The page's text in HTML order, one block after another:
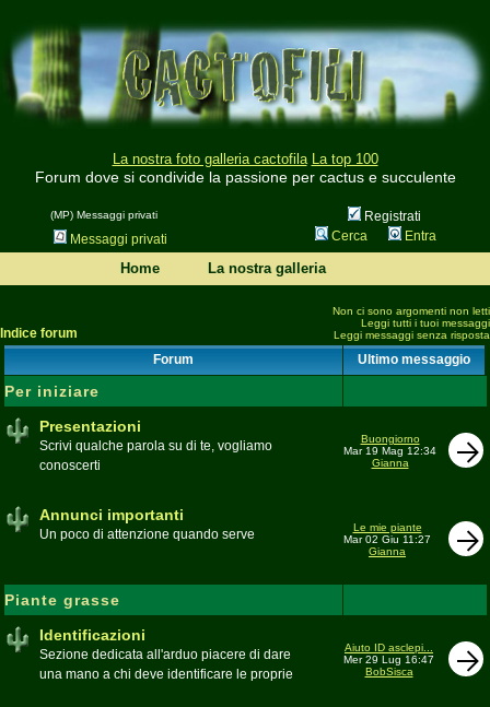
La nostra foto galleria cactofila La top 100
Forum dove si condivide la passione per cactus e succulente
(MP) Messaggi privati
Registrati
Messaggi privati
Cerca Entra
Home La nostra galleria
Indice forum
Non ci sono argomenti non letti
Leggi tutti i tuoi messaggi
Leggi messaggi senza risposta
Forum Ultimo messaggio
Per iniziare
Presentazioni
Scrivi qualche parola su di te, vogliamo
conoscerti
Buongiorno
Mar 19 Mag 12:34
Gianna
Annunci importanti
Un poco di attenzione quando serve
Le mie piante
Mar 02 Giu 11:27
Gianna
Piante grasse
Identificazioni
Sezione dedicata all'arduo piacere di dare
una mano a chi deve identificare le proprie
Aiuto ID asclepi...
Mer 29 Lug 16:47
BobSisca